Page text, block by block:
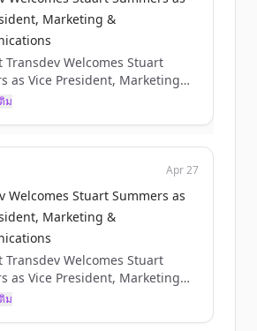
get started.
Create Free Account
ยู่แล้วใช่ไหม
Marketing &
Transdev Welcomes Stuart
as Vice President, Marketing
appeared first
ม
Apr 27
Welcomes Stuart Summers as
Marketing &
Transdev Welcomes Stuart
as Vice President, Marketing
appeared first
ม